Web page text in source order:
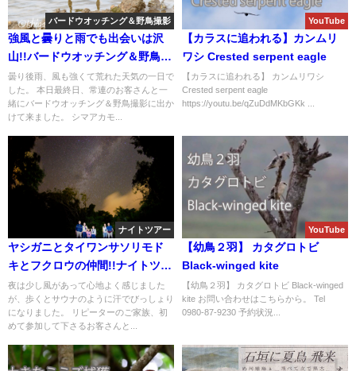
バードウオッチング＆野鳥撮影
強風と曇りと雨でも出会いは沢
山!!バードウオッチング＆野鳥撮
影ガイド。
曇り後雨、風も強くて荒れた天気の一日で
した。 本日最終日、常連のお客さんと一
緒にバードウオッチング＆野鳥撮影に出か
けて来ました。 シマアカモ...
YouTube
【カラスに追われる】カンムリ
ワシ Crested serpent eagle
【カラスに追われる】 カンムリワシ
Crested serpent eagle
https://youtu.be/qZuDdMKbGKk ...
ナイトツアー
ヤシガニとタイワンサソリモド
キとフクロウの仲間!!ナイトツア
ー。
夜は少し風があって心地よく感じました
が、歩くとサウナのように汗でびっしょり
になりました。 リピーターのご家族、初
めて参加して下さるお客さんと...
YouTube
【幼鳥２羽】 カタグロトビ
Black-winged kite
【幼鳥２羽】 カタグロトビ Black-winged
kite お問い合わせはこちらから。 Tel
0980-87-9230 予約状況...